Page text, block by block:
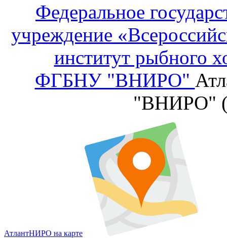
Федеральное
учреждение
институт рыбного
ФГБНУ "ВНИРО"
"ВНИРО"
АтлантНИРО на карте